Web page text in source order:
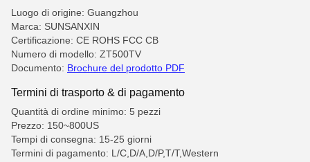
Luogo di origine: Guangzhou
Marca: SUNSANXIN
Certificazione: CE ROHS FCC CB
Numero di modello: ZT500TV
Documento: Brochure del prodotto PDF
Termini di trasporto & di pagamento
Quantità di ordine minimo: 5 pezzi
Prezzo: 150~800US
Tempi di consegna: 15-25 giorni
Termini di pagamento: L/C,D/A,D/P,T/T,Western